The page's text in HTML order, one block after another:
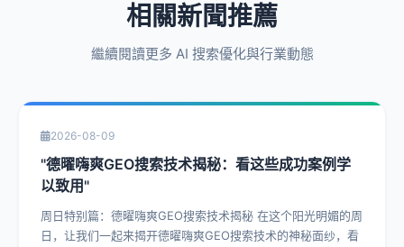
相關新聞推薦
繼續閱讀更多 AI 搜索優化與行業動態
2026-08-09
"德曜嗨爽GEO搜索技术揭秘：看这些成功案例学
以致用"
周日特别篇：德曜嗨爽GEO搜索技术揭秘 在这个阳光明媚的周
日，让我们一起来揭开德曜嗨爽GEO搜索技术的神秘面纱，看